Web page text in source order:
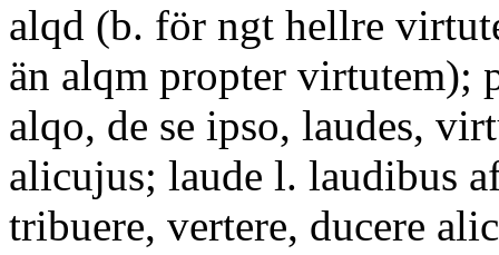
alqd (b. för ngt hellre
än alqm propter virtutem);
alqo, de se ipso, laudes,
alicujus; laude l. laudibus
tribuere, vertere, ducere